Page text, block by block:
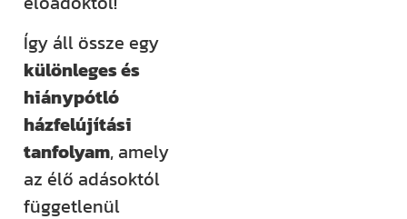
Így áll össze egy
különleges és
hiánypótló
házfelújítási
tanfolyam, amely
az élő adásoktól
függetlenül